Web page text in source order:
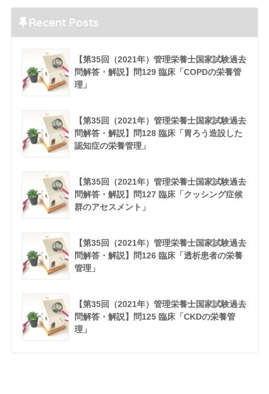
Recent Posts
【第35回（2021年）管理栄養士国家試験過去
問解答・解説】問129 臨床「COPDの栄養管
理」
【第35回（2021年）管理栄養士国家試験過去
問解答・解説】問128 臨床「胃ろう造設した
認知症の栄養管理」
【第35回（2021年）管理栄養士国家試験過去
問解答・解説】問127 臨床「クッシング症候
群のアセスメント」
【第35回（2021年）管理栄養士国家試験過去
問解答・解説】問126 臨床「透析患者の栄養
管理」
【第35回（2021年）管理栄養士国家試験過去
問解答・解説】問125 臨床「CKDの栄養管
理」